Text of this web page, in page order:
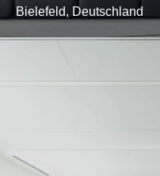
Bielefeld, Deutschland